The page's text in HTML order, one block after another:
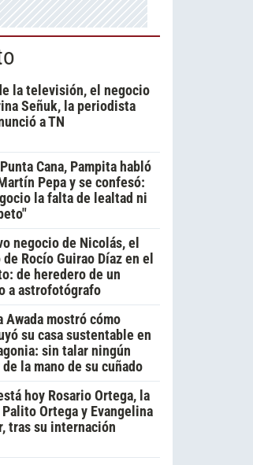
la televisión, el negocio
Señuk, la periodista
a TN
Cana, Pampita habló
Pepa y se confesó:
la falta de lealtad ni
negocio de Nicolás, el
Rocío Guirao Díaz en el
de heredero de un
a astrofotógrafo
Awada mostró cómo
su casa sustentable en
sin talar ningún
la mano de su cuñado
hoy Rosario Ortega, la
Ortega y Evangelina
tras su internación